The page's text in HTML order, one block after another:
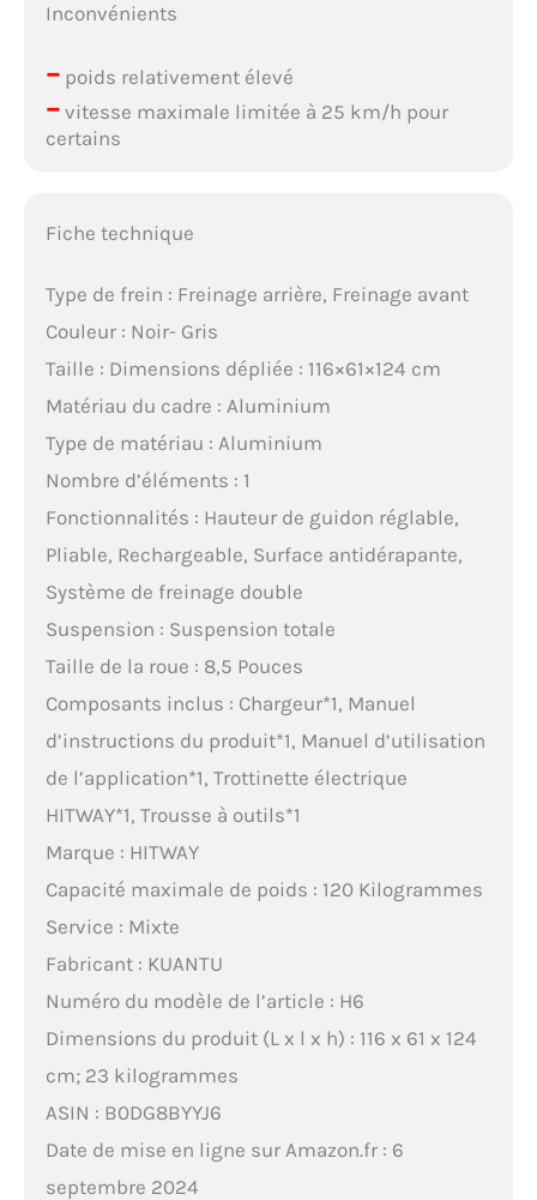
Inconvénients
–poids relativement élevé
–vitesse maximale limitée à 25 km/h pour
certains
Fiche technique
Type de frein : Freinage arrière, Freinage avant
Couleur : Noir- Gris
Taille : Dimensions dépliée : 116×61×124 cm
Matériau du cadre : Aluminium
Type de matériau : Aluminium
Nombre d’éléments : 1
Fonctionnalités : Hauteur de guidon réglable,
Pliable, Rechargeable, Surface antidérapante,
Système de freinage double
Suspension : Suspension totale
Taille de la roue : 8,5 Pouces
Composants inclus : Chargeur*1, Manuel
d’instructions du produit*1, Manuel d’utilisation
de l’application*1, Trottinette électrique
HITWAY*1, Trousse à outils*1
Marque : HITWAY
Capacité maximale de poids : 120 Kilogrammes
Service : Mixte
Fabricant : KUANTU
Numéro du modèle de l’article : H6
Dimensions du produit (L x l x h) : 116 x 61 x 124
cm; 23 kilogrammes
ASIN : B0DG8BYYJ6
Date de mise en ligne sur Amazon.fr : 6
septembre 2024